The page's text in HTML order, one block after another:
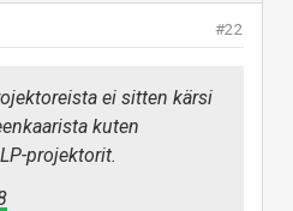
#22
ei sitten kärsi
kuten
projektorit.